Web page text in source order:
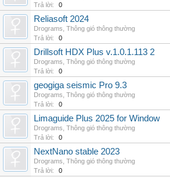
Trả lời:
0
Reliasoft 2024
Drograms Thông gió thông thường
Trả lời:
0
Drillsoft HDX Plus v.1.0.1.113 2
Drograms Thông gió thông thường
Trả lời:
0
geogiga seismic Pro 9.3
Drograms Thông gió thông thường
Trả lời:
0
Limaguide Plus 2025 for Window
Drograms Thông gió thông thường
Trả lời:
0
NextNano stable 2023
Drograms Thông gió thông thường
Trả lời:
0